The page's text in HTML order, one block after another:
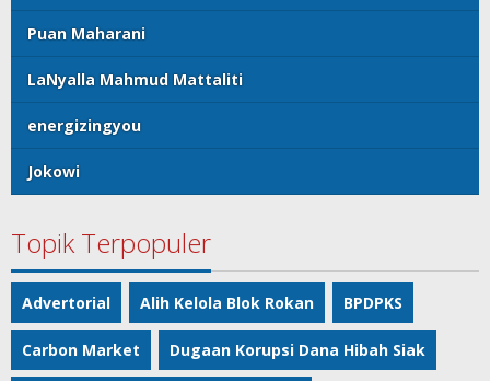
Puan Maharani
LaNyalla Mahmud Mattaliti
energizingyou
Jokowi
Topik Terpopuler
Advertorial Alih Kelola Blok Rokan BPDPKS
Carbon Market Dugaan Korupsi Dana Hibah Siak